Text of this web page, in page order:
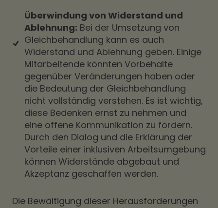
Überwindung von Widerstand und
Ablehnung: Bei der Umsetzung von
Gleichbehandlung kann es auch
Widerstand und Ablehnung geben. Einige
Mitarbeitende könnten Vorbehalte
gegenüber Veränderungen haben oder
die Bedeutung der Gleichbehandlung
nicht vollständig verstehen. Es ist wichtig,
diese Bedenken ernst zu nehmen und
eine offene Kommunikation zu fördern.
Durch den Dialog und die Erklärung der
Vorteile einer inklusiven Arbeitsumgebung
können Widerstände abgebaut und
Akzeptanz geschaffen werden.
Die Bewältigung dieser Herausforderungen